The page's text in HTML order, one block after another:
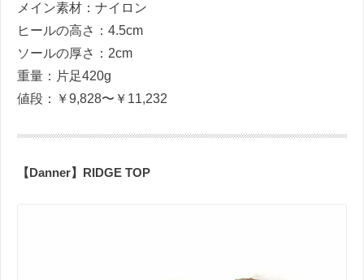
メイン素材：ナイロン
ヒールの高さ：4.5cm
ソールの厚さ：2cm
重量：片足420g
値段：￥9,828〜￥11,232
【Danner】RIDGE TOP